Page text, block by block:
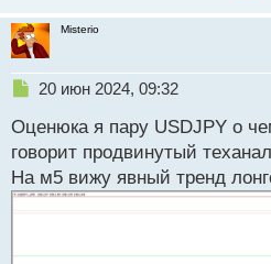
Misterio
Н
п
р
ч
20 июн 2024, 09:32
Оценюка я пару USDJPY о
говорит продвинутый
На м5 вижу явный тренд